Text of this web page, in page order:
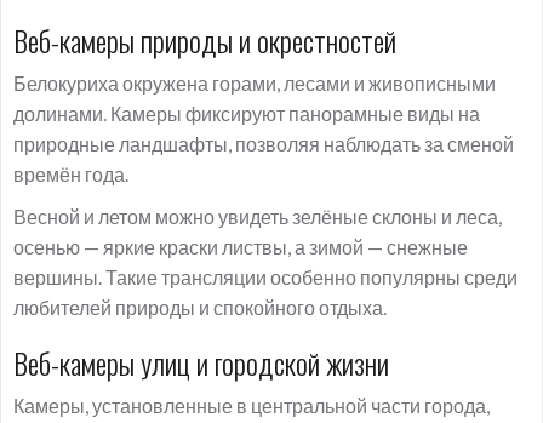
Веб-камеры природы и окрестностей
Белокуриха окружена горами, лесами и живописными
долинами. Камеры фиксируют панорамные виды на
природные ландшафты, позволяя наблюдать за сменой
времён года.
Весной и летом можно увидеть зелёные склоны и леса,
осенью — яркие краски листвы, а зимой — снежные
вершины. Такие трансляции особенно популярны среди
любителей природы и спокойного отдыха.
Веб-камеры улиц и городской жизни
Камеры, установленные в центральной части города,